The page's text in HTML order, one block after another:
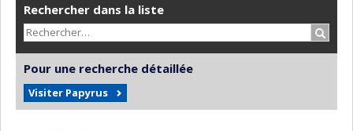
Rechercher dans la liste
Pour une recherche détaillée
Visiter Papyrus